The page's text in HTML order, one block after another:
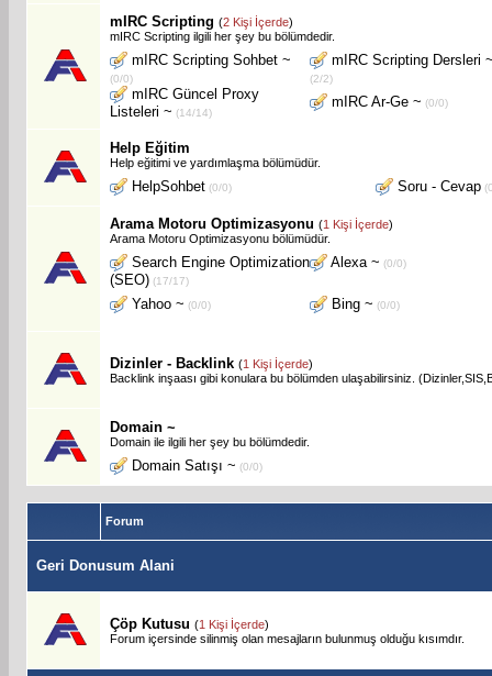
mIRC Scripting (2 Kişi İçerde)
mIRC Scripting ilgili her şey bu bölümdedir.
mIRC Scripting Sohbet ~
(0/0)
mIRC Scripting Dersleri
(2/2)
mIRC Güncel Proxy
Listeleri ~ (14/14)
mIRC Ar-Ge ~ (0/0)
Help Eğitim
Help eğitimi ve yardımlaşma bölümüdür.
HelpSohbet (0/0) Soru - Cevap
Arama Motoru Optimizasyonu (1 Kişi İçerde)
Arama Motoru Optimizasyonu bölümüdür.
Search Engine Optimization
(SEO) (17/17)
Alexa ~ (0/0)
Yahoo ~ (0/0) Bing ~ (0/0)
Dizinler - Backlink (1 Kişi İçerde)
Backlink inşaası gibi konulara bu bölümden ulaşabilirsiniz.
Domain ~
Domain ile ilgili her şey bu bölümdedir.
Domain Satışı ~ (0/0)
Forum
Geri Donusum Alani
Çöp Kutusu (1 Kişi İçerde)
Forum içersinde silinmiş olan mesajların bulunmuş olduğu kısımdır.